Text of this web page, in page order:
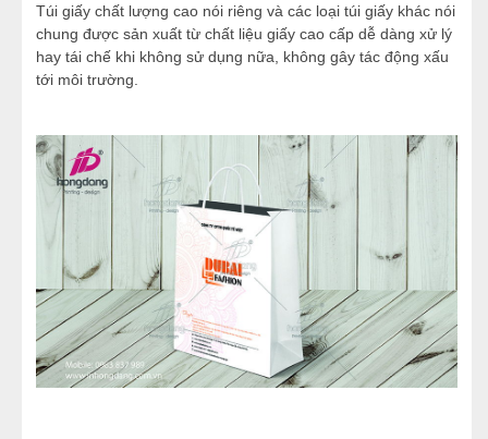
Túi giấy chất lượng cao nói riêng và các loại túi giấy khác nói
chung được sản xuất từ chất liệu giấy cao cấp dễ dàng xử lý
hay tái chế khi không sử dụng nữa, không gây tác động xấu
tới môi trường.